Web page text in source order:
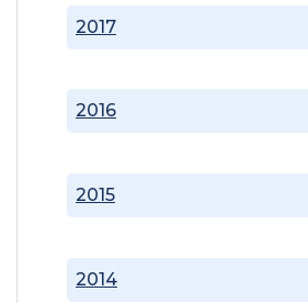
2014
2015
2016
2017